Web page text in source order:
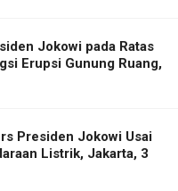
Jokowi pada Ratas
Erupsi Gunung Ruang,
Presiden Jokowi Usai
Listrik, Jakarta, 3